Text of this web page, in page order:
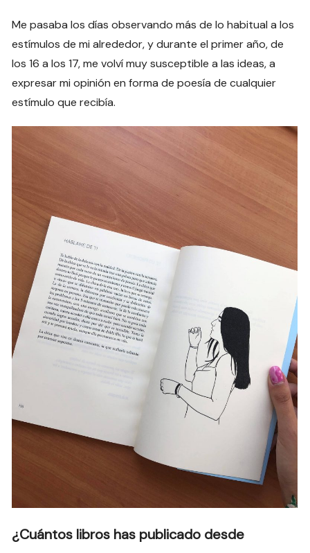
Me pasaba los días observando más de lo habitual a los
estímulos de mi alrededor, y durante el primer año, de
los 16 a los 17, me volví muy susceptible a las ideas, a
expresar mi opinión en forma de poesía de cualquier
estímulo que recibía.
¿Cuántos libros has publicado desde